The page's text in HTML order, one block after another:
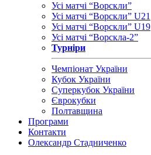
Усі матчі “Ворскли”
Усі матчі “Ворскли” U21
Усі матчі “Ворскли” U19
Усі матчі “Ворскла-2”
Турніри
Чемпіонат України
Кубок України
Суперкубок України
Єврокубки
Полтавщина
Програми
Контакти
Олександр Стадниченко